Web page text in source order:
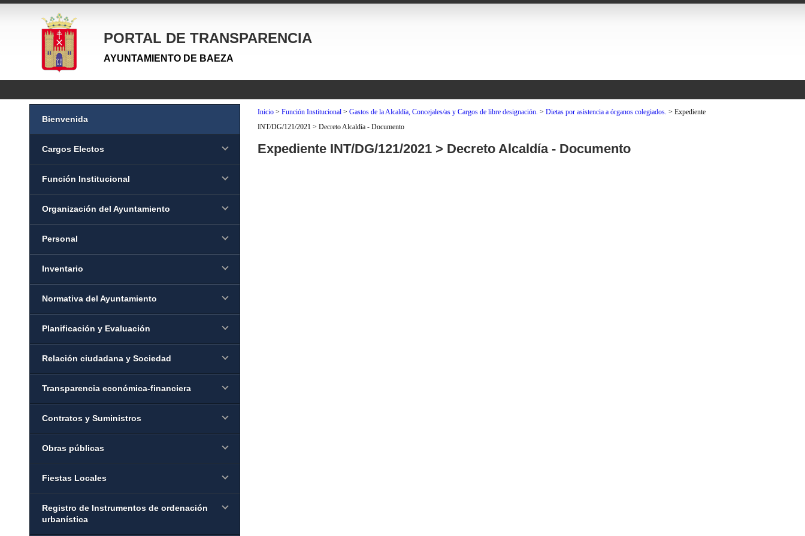
PORTAL DE TRANSPARENCIA
AYUNTAMIENTO DE BAEZA
Bienvenida
Cargos Electos
Función Institucional
Organización del Ayuntamiento
Personal
Inventario
Normativa del Ayuntamiento
Planificación y Evaluación
Relación ciudadana y Sociedad
Transparencia económica-financiera
Contratos y Suministros
Obras públicas
Fiestas Locales
Registro de Instrumentos de ordenación
urbanística
Inicio> Función Institucional > Gastos de la Alcaldía, Concejales/as y Cargos de libre designación. > Dietas por asistencia a órganos colegiados. > Expediente
INT/DG/121/2021 > Decreto Alcaldía - Documento
Expediente INT/DG/121/2021 > Decreto Alcaldía - Documento